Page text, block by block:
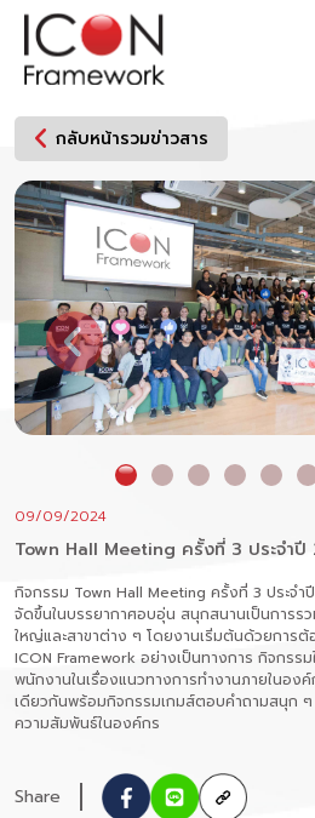
Skip
content
กลับหน้ารวมข่าวสาร
09/09/2024
Town Hall Meeting ครั้งที่ 3 ประจำปี
กิจกรรม Town Hall Meeting ครั้งที่ 3 ประจำ
จัดขึ้นในบรรยากาศอบอุ่น สนุกสนานเป็นการ
ใหญ่และสาขาต่าง ๆ โดยงานเริ่มต้นด้วยการต้
ICON Framework อย่างเป็นทางการ กิจกร
พนักงานในเรื่องแนวทางการทำงานภายในองค์
เดียวกันพร้อมกิจกรรมเกมส์ตอบคำถามสนุก ๆ
ความสัมพันธ์ในองค์กร
Share